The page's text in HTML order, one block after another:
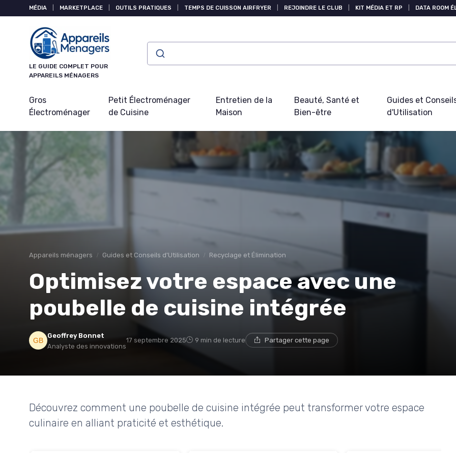
MÉDIA MARKETPLACE OUTILS PRATIQUES TEMPS DE CUISSON AIRFRYER REJOINDRE LE CLUB KIT MÉDIA ET RP DATA ROOM
LE GUIDE COMPLET POUR
APPAREILS MÉNAGERS
Gros
Électroménager
Petit Électroménager
de Cuisine
Entretien de la
Maison
Beauté, Santé et
Bien-être
Guides et
d'Utilisation
Appareils ménagers Guides et Conseils d'Utilisation Recyclage et Élimination
Optimisez votre espace avec une
poubelle de cuisine intégrée
Geoffrey Bonnet
Analyste des innovations
17 septembre 2025 9 min de lecture Partager cette page
Découvrez comment une poubelle de cuisine intégrée peut transformer votre espace
culinaire en alliant praticité et esthétique.
Panneau de gestion des cookies